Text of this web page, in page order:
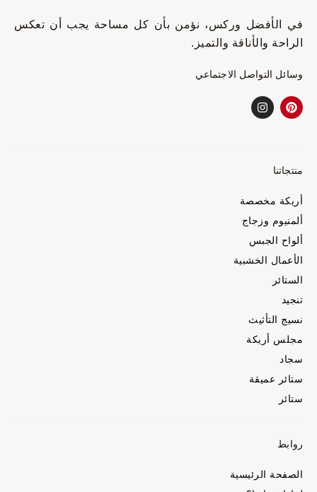
في الأفضل وركس، نؤمن بأن كل مساحة يجب أن تعكس
الراحة والأناقة والتميز.
وسائل التواصل الاجتماعي
منتجاتنا
أريكة مخصصة
ألمنيوم وزجاج
ألواح الجبس
الأعمال الخشبية
الستائر
تنجيد
نسيج التأثيث
مجلس أريكة
سجاد
ستائر عميقة
ستائر
روابط
الصفحة الرئيسية